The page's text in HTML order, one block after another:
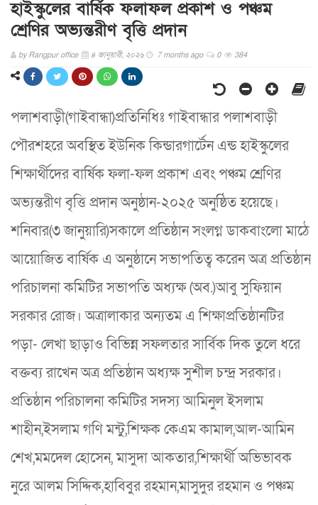
হাইস্কুলের বার্ষিক ফলাফল প্রকাশ ও পঞ্চম
শ্রেণির অভ্যন্তরীণ বৃত্তি প্রদান
byRangpur office ৪ জানুয়ারী, ২০২৬ 7 months ago 0 384
পলাশবাড়ী(গাইবান্ধা)প্রতিনিধিঃ গাইবান্ধার পলাশবাড়ী
পৌরশহরে অবস্থিত ইউনিক কিন্ডারগার্টেন এন্ড হাইস্কুলের
শিক্ষার্থীদের বার্ষিক ফলা-ফল প্রকাশ এবং পঞ্চম শ্রেণির
অভ্যন্তরীণ বৃত্তি প্রদান অনুষ্ঠান-২০২৫ অনুষ্ঠিত হয়েছে।
শনিবার(৩ জানুয়ারি)সকালে প্রতিষ্ঠান সংলগ্ন ডাকবাংলো মাঠে
আয়োজিত বার্ষিক এ অনুষ্ঠানে সভাপতিত্ব করেন অত্র প্রতিষ্ঠান
পরিচালনা কমিটির সভাপতি অধ্যক্ষ (অব.)আবু সুফিয়ান
সরকার রোজ। অত্রালাকার অন্যতম এ শিক্ষাপ্রতিষ্ঠানটির
পড়া- লেখা ছাড়াও বিভিন্ন সফলতার সার্বিক দিক তুলে ধরে
বক্তব্য রাখেন অত্র প্রতিষ্ঠান অধ্যক্ষ সুশীল চন্দ্র সরকার।
প্রতিষ্ঠান পরিচালনা কমিটির সদস্য আমিনুল ইসলাম
শাহীন,ইসলাম গণি মন্টু,শিক্ষক কেএম কামাল,আল-আমিন
শেখ,মমদেল হোসেন, মাসুদা আকতার,শিক্ষার্থী অভিভাবক
নুরে আলম সিদ্দিক,হাবিবুর রহমান,মাসুদুর রহমান ও পঞ্চম